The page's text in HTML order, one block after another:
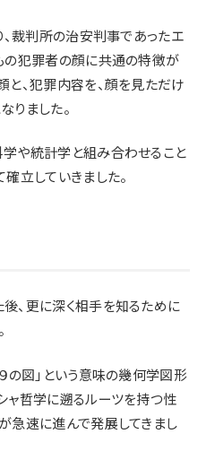
、裁判所の治安判事であったエ
の犯罪者の顔に共通の特徴が
と、犯罪内容を、顔を見ただけ
りました。
や統計学と組み合わせること
立していきました。
、更に深く相手を知るために
の図」という意味の幾何学図形
ャ哲学に遡るルーツを持つ性
急速に進んで発展してきまし